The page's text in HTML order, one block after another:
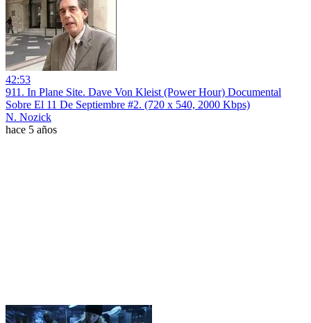
42:53
911. In Plane Site. Dave Von Kleist (Power Hour) Documental
Sobre El 11 De Septiembre #2. (720 x 540, 2000 Kbps)
N. Nozick
hace 5 años